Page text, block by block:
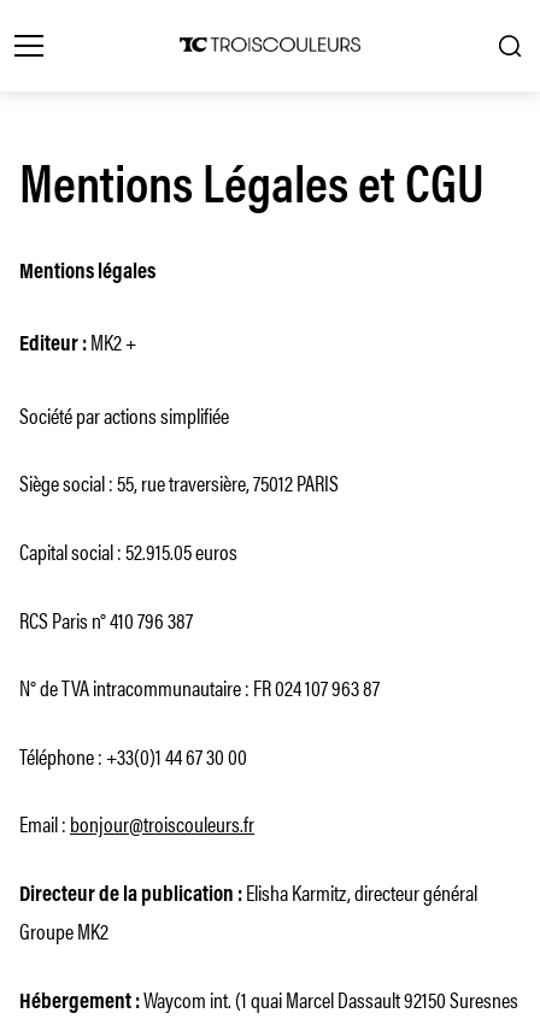
Mentions Légales et CGU
Mentions légales
Editeur : MK2 +
Société par actions simplifiée
Siège social : 55, rue traversière, 75012 PARIS
Capital social : 52.915.05 euros
RCS Paris n° 410 796 387
N° de TVA intracommunautaire : FR 024 107 963 87
Téléphone : +33(0)1 44 67 30 00
Email :bonjour@troiscouleurs.fr
Directeur de la publication : Elisha Karmitz, directeur général
Groupe MK2
Hébergement :Waycom int. (1 quai Marcel Dassault 92150 Suresnes